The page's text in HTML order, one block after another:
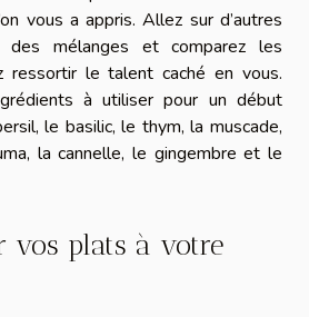
vous a appris. Allez sur d’autres
des mélanges et comparez les
ressortir le talent caché en vous.
à utiliser pour un début
le basilic, le thym, la muscade,
la cannelle, le gingembre et le
vos plats à votre